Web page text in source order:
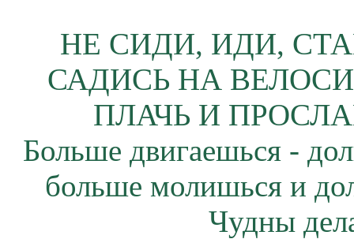
НЕ СИДИ, ИДИ,
САДИСЬ НА
ПЛАЧЬ И
Больше двигаешься -
больше молишься и
Чудны